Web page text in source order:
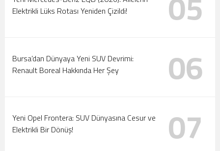
Elektrikli Lüks Rotası Yeniden Çizildi!
Bursa’dan Dünyaya Yeni SUV Devrimi:
Renault Boreal Hakkında Her Şey
06
Yeni Opel Frontera: SUV Dünyasına Cesur ve
Elektrikli Bir Dönüş!
07